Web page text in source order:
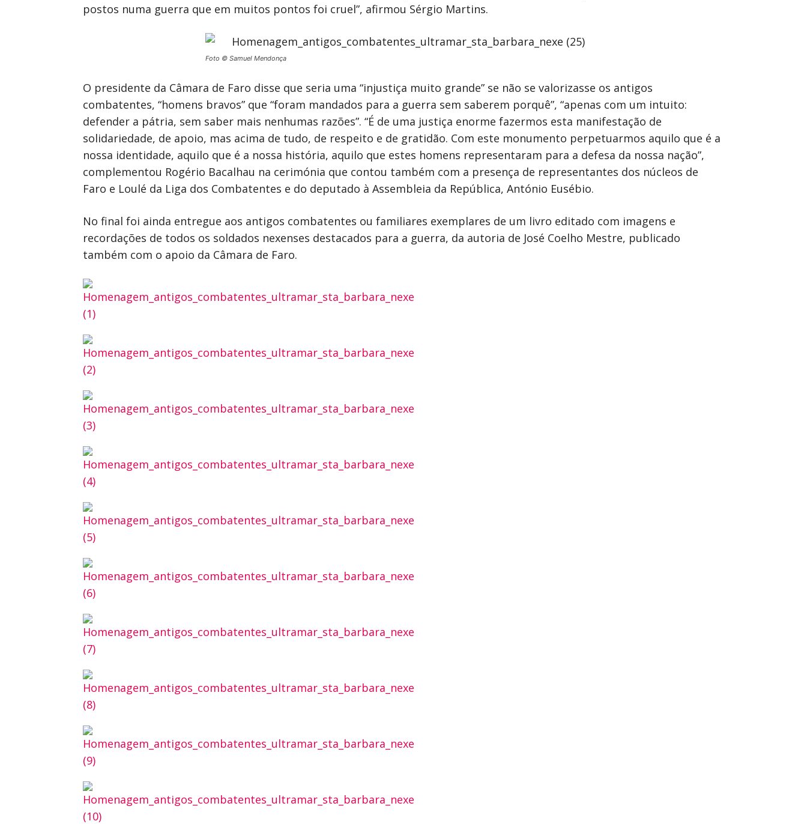
postos numa guerra que em muitos pontos foi cruel”, afirmou Sérgio Martins.
Foto © Samuel Mendonça
O presidente da Câmara de Faro disse que seria uma “injustiça muito grande” se não se valorizasse os antigos
combatentes, “homens bravos” que “foram mandados para a guerra sem saberem porquê”, “apenas com um intuito:
defender a pátria, sem saber mais nenhumas razões”. “É de uma justiça enorme fazermos esta manifestação de
solidariedade, de apoio, mas acima de tudo, de respeito e de gratidão. Com este monumento perpetuarmos aquilo que é a
nossa identidade, aquilo que é a nossa história, aquilo que estes homens representaram para a defesa da nossa nação”,
complementou Rogério Bacalhau na cerimónia que contou também com a presença de representantes dos núcleos de
Faro e Loulé da Liga dos Combatentes e do deputado à Assembleia da República, António Eusébio.
No final foi ainda entregue aos antigos combatentes ou familiares exemplares de um livro editado com imagens e
recordações de todos os soldados nexenses destacados para a guerra, da autoria de José Coelho Mestre, publicado
também com o apoio da Câmara de Faro.